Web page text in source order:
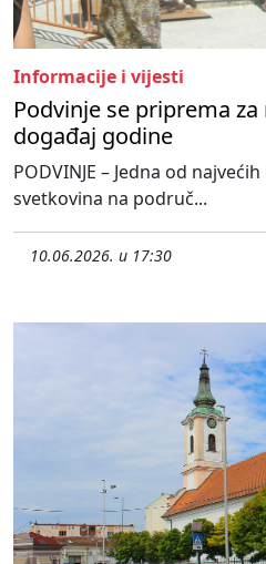
Informacije i vijesti
Podvinje se priprema
događaj godine
PODVINJE – Jedna od
svetkovina na područ...
10.06.2026. u 17:30